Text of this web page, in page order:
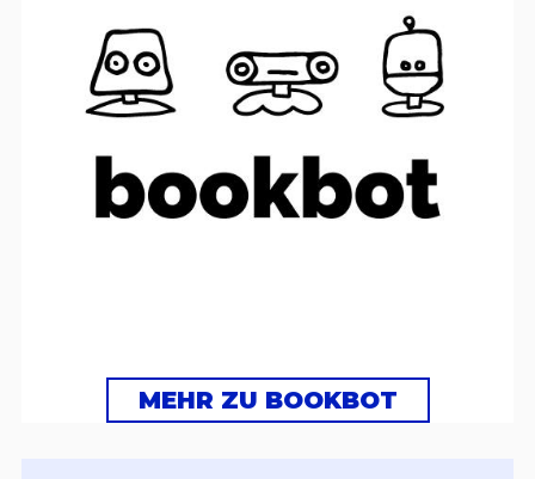
MEHR ZU BOOKBOT